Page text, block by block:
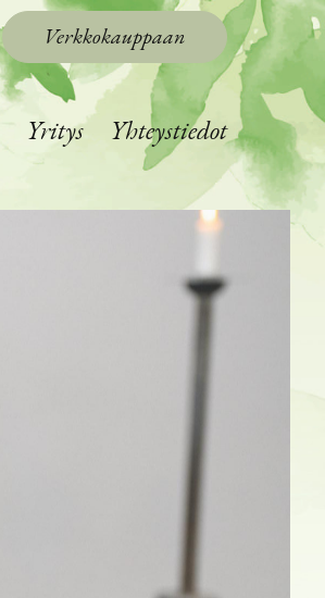
Verkkokauppaan
Yritys Yhteystiedot